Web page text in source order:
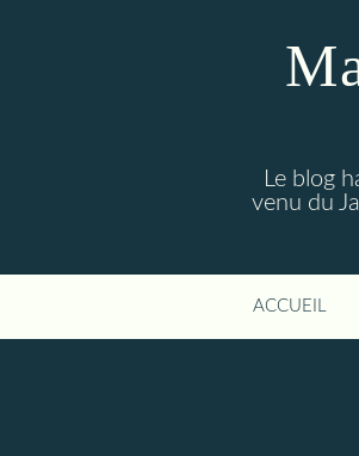
Le blog
venu du
ACCUEIL